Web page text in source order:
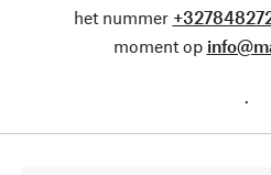
het nummer
moment op
.